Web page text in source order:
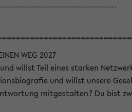
WEG 2027
willst Teil eines starken
und willst unsere
mitgestalten? Du bist